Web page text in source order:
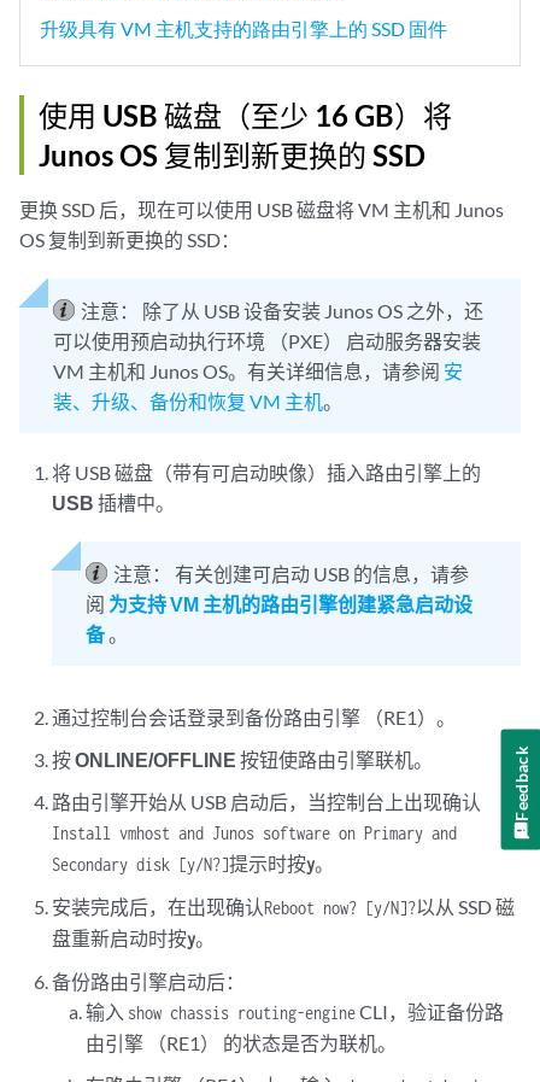
升级具有 VM 主机支持的路由引擎上的 SSD 固件
使用 USB 磁盘（至少 16 GB）将
Junos OS 复制到新更换的 SSD
更换 SSD 后，现在可以使用 USB 磁盘将 VM 主机和 Junos
OS 复制到新更换的 SSD：
注意：
除了从 USB 设备安装 Junos OS 之外，还
可以使用预启动执行环境 （PXE） 启动服务器安装
VM 主机和 Junos OS。有关详细信息，请参阅 安
装、升级、备份和恢复 VM 主机。
将 USB 磁盘（带有可启动映像）插入路由引擎上的
USB 插槽中。
注意：
有关创建可启动 USB 的信息，请参
阅 为支持 VM 主机的路由引擎创建紧急启动设
备。
通过控制台会话登录到备份路由引擎 （RE1）。
按ONLINE/OFFLINE 按钮使路由引擎联机。
路由引擎开始从 USB 启动后，当控制台上出现确认
Install vmhost and Junos software on Primary and
Secondary disk [y/N?]提示时按y。
安装完成后，在出现确认Reboot now? [y/N]?以从 SSD 磁
盘重新启动时按y。
备份路由引擎启动后：
输入 show chassis routing-engineCLI，验证备份路
由引擎 （RE1） 的状态是否为联机。
Feedback